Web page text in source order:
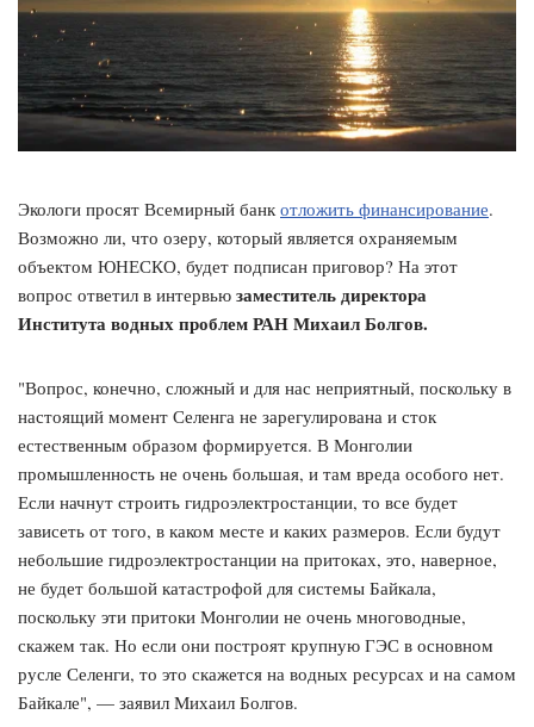
Экологи просят Всемирный банк отложить финансирование.
Возможно ли, что озеру, который является охраняемым
объектом ЮНЕСКО, будет подписан приговор? На этот
вопрос ответил в интервью заместитель директора
Института водных проблем РАН Михаил Болгов.
"Вопрос, конечно, сложный и для нас неприятный, поскольку в
настоящий момент Селенга не зарегулирована и сток
естественным образом формируется. В Монголии
промышленность не очень большая, и там вреда особого нет.
Если начнут строить гидроэлектростанции, то все будет
зависеть от того, в каком месте и каких размеров. Если будут
небольшие гидроэлектростанции на притоках, это, наверное,
не будет большой катастрофой для системы Байкала,
поскольку эти притоки Монголии не очень многоводные,
скажем так. Но если они построят крупную ГЭС в основном
русле Селенги, то это скажется на водных ресурсах и на самом
Байкале", — заявил Михаил Болгов.